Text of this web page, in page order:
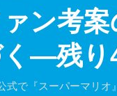
ン考
―残り
式で『スーパーマリオ